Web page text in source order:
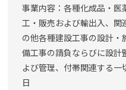
事業内容：各種化成品・
工・販売および輸出入、
の他各種建設工事の設計
備工事の請負ならびに設
よび管理、付帯関連する
日